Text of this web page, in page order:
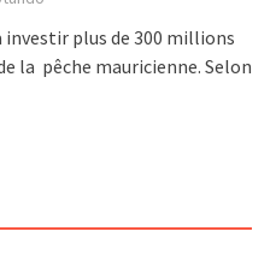
investir plus de 300 millions
la pêche mauricienne. Selon